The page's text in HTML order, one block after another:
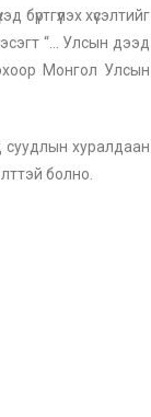
хүсэлтийг
“… Улсын дээд
Монгол Улсын
суудлын хуралдаан
болно.